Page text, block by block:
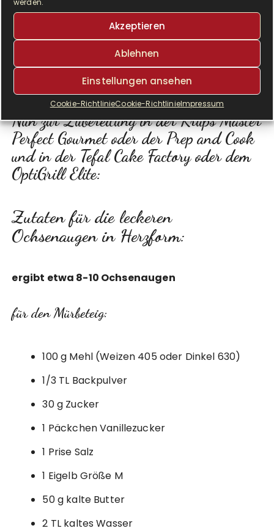
werden.
Akzeptieren
Ablehnen
Einstellungen ansehen
Cookie-RichtlinieCookie-RichtlinieImpressum
Nun zur Zubereitung in der Krups Master
Perfect Gourmet oder der Prep and Cook
und in der Tefal Cake Factory oder dem
OptiGrill Elite:
Zutaten für die leckeren
Ochsenaugen in Herzform:
ergibt etwa 8-10 Ochsenaugen
für den Mürbeteig:
100 g Mehl (Weizen 405 oder Dinkel 630)
1/3 TL Backpulver
30 g Zucker
1 Päckchen Vanillezucker
1 Prise Salz
1 Eigelb Größe M
50 g kalte Butter
2 TL kaltes Wasser